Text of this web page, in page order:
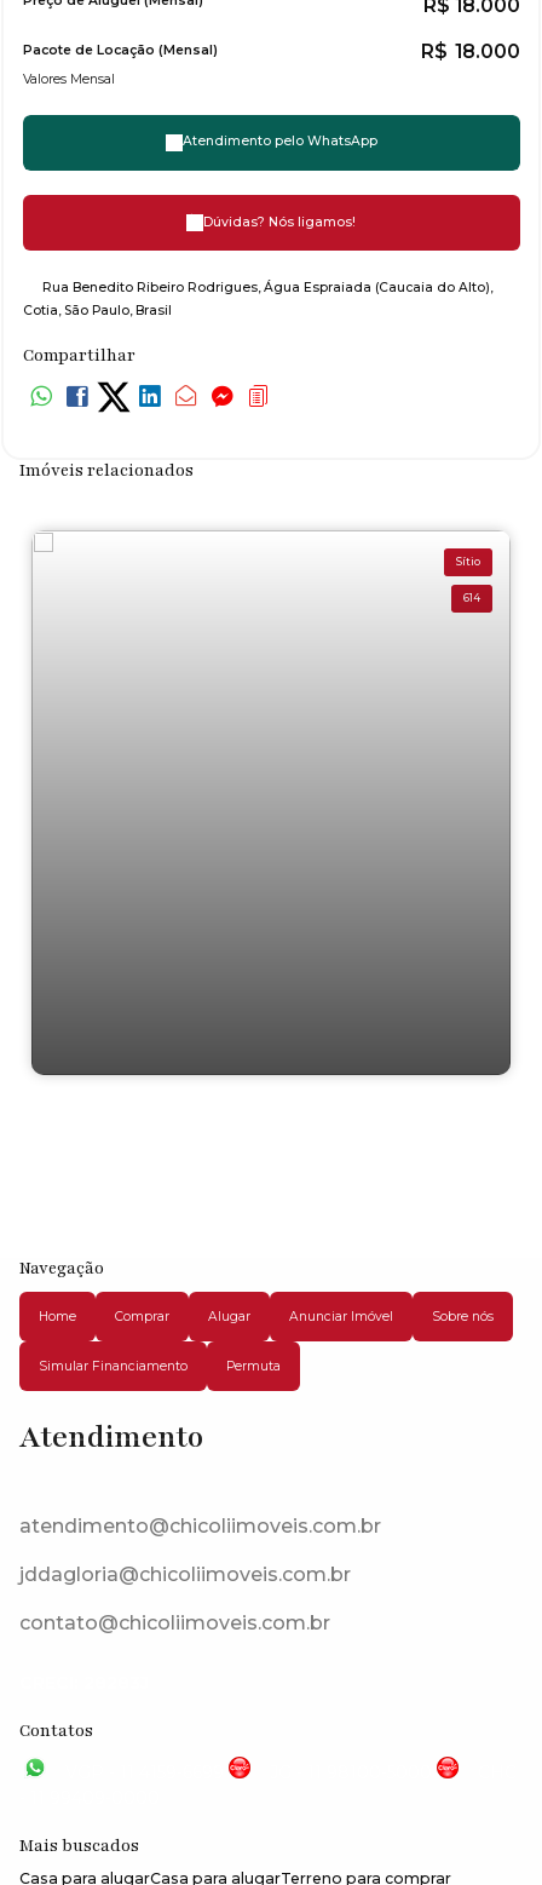
R$ 18.000
Valores Mensal
R$ 18.000
Pacote de Locação (Mensal)
Atendimento pelo WhatsApp
Dúvidas? Nós ligamos!
Rua Benedito Ribeiro Rodrigues, Água Espraiada (Caucaia do Alto)
Cotia São Paulo, Brasil
Compartilhar
Imóveis relacionados
Sítio
614
Navegação
Home Comprar Alugar Anunciar Imóvel Sobre nós
Simular Financiamento Permuta
Atendimento
atendimento@chicoliimoveis.com.br
jddagloria@chicoliimoveis.com.br
contato@chicoliimoveis.com.br
Contatos
Mais buscados
Casa para alugarCasa para alugarTerreno para comprar